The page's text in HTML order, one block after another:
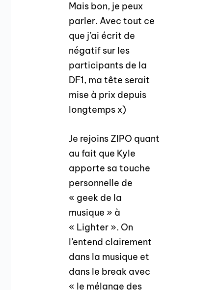
Mais bon, je peux
parler. Avec tout ce
que j’ai écrit de
négatif sur les
participants de la
DF1, ma tête serait
mise à prix depuis
longtemps x)
Je rejoins ZIPO quant
au fait que Kyle
apporte sa touche
personnelle de
« geek de la
musique » à
« Lighter ». On
l’entend clairement
dans la musique et
dans le break avec
« le mélange des